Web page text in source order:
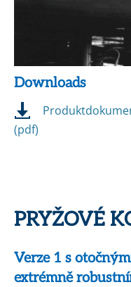
Downloads
(pdf)
PRYŽOVÉ
Verze 1 s
extrémně